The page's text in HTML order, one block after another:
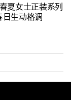
夏女士正装系列
日生动格调